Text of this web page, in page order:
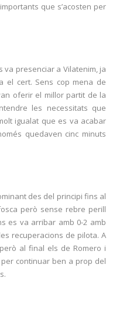
que s’acosten per
va presenciar a Vilatenim, ja
el cert. Sens cop mena de
oferir el millor partit de la
les necessitats que
igualat que es va acabar
quedaven cinc minuts
des del principi fins al
però sense rebre perill
es va arribar amb 0-2 amb
recuperacions de pilota. A
al final els de Romero i
continuar ben a prop del